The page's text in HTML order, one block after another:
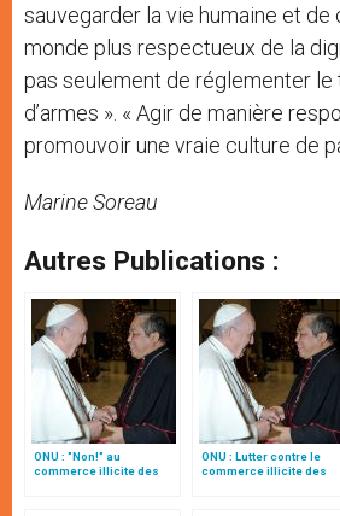
sauvegarder la vie humaine et de
monde plus respectueux de la
pas seulement de réglementer
d’armes ». « Agir de manière
promouvoir une vraie culture de
Marine Soreau
Autres Publications :
ONU : "Non!" au
commerce illicite des
ONU : Lutter contre le
commerce illicite des